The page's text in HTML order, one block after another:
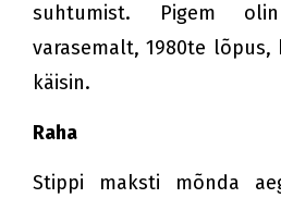
suhtumist. Pigem
varasemalt, 1980te
käisin.
Raha
Stippi maksti mõnda